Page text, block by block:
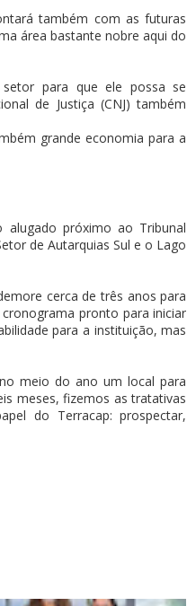
também com as futuras
área bastante nobre aqui do
para que ele possa se
de Justiça (CNJ) também
grande economia para a
alugado próximo ao Tribunal
de Autarquias Sul e o Lago
cerca de três anos para
pronto para iniciar
para a instituição, mas
meio do ano um local para
meses, fizemos as tratativas
do Terracap: prospectar,